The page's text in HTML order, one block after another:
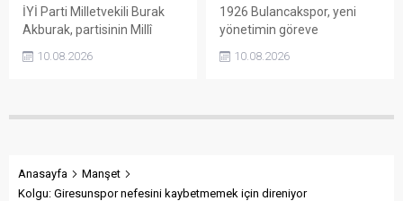
İYİ Parti Milletvekili Burak
Akburak, partisinin Millî
Bütünleşmenin
hazırladığı muhalefet
şehit edilen 7 bin 563 kişinin
adının tek tek TBMM
10.08.2026
1926 Bulancakspor, yeni
yönetimin göreve
yürütülen çalışmaların bir
Başkanı Fatih Alparslan, her
şeffaf ve hesap verebilir bir
10.08.2026
Anasayfa
Manşet
Kolgu: Giresunspor nefesini kaybetmemek için direniyor